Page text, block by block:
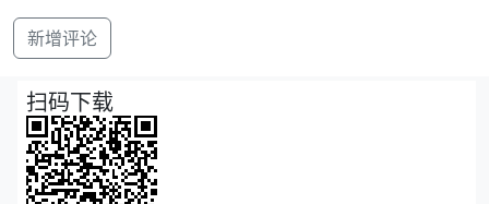
新增评论
扫码下载